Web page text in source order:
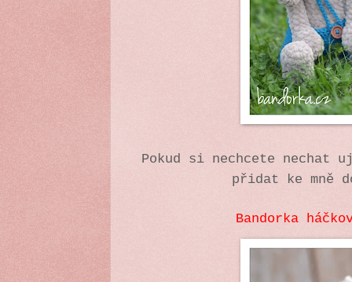
Pokud si nechcete nechat
přidat ke mně
Bandorka